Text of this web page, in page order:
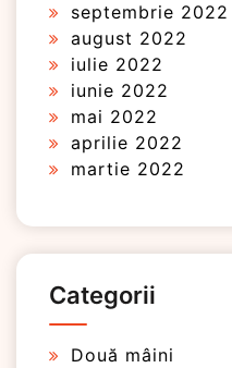
septembrie 2022
august 2022
iulie 2022
iunie 2022
mai 2022
aprilie 2022
martie 2022
Categorii
Două mâini